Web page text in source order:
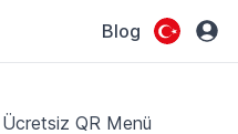
Blog
QR Menü